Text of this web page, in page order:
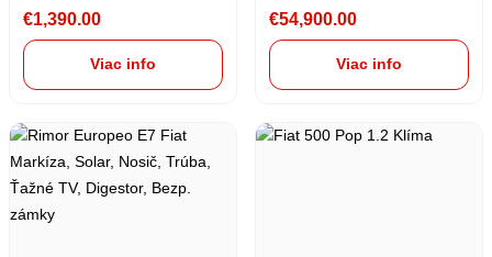
€1,390.00
Viac info
€54,900.00
Viac info